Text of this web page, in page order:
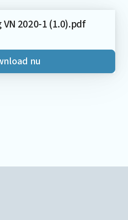
2020-1 (1.0).pdf
nu